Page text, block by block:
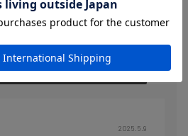
表示：新しい順
2025.5.9